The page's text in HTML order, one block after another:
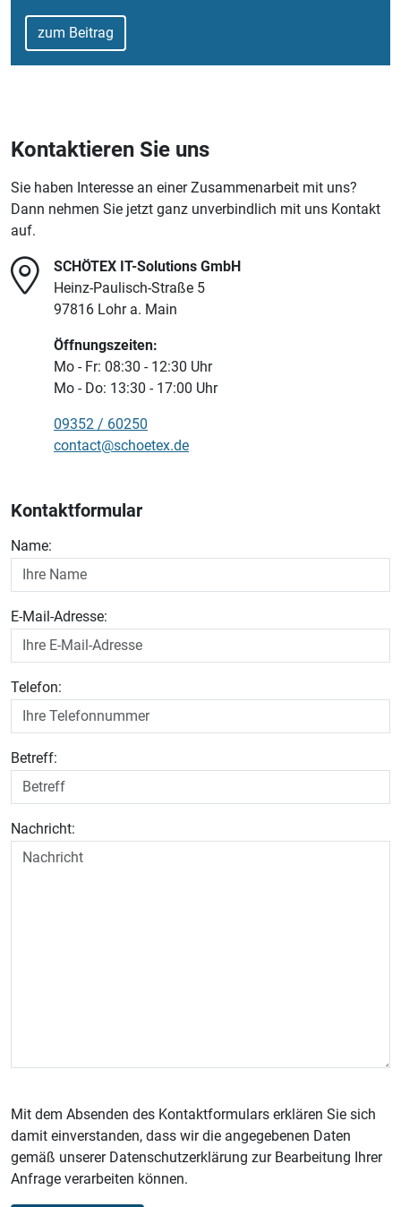
zum Beitrag
Kontaktieren Sie uns
Sie haben Interesse an einer Zusammenarbeit mit uns?
Dann nehmen Sie jetzt ganz unverbindlich mit uns Kontakt
auf.
SCHÖTEX IT-Solutions GmbH
Heinz-Paulisch-Straße 5
97816 Lohr a. Main
Öffnungszeiten:
Mo - Fr: 08:30 - 12:30 Uhr
Mo - Do: 13:30 - 17:00 Uhr
09352 / 60250
contact@schoetex.de
Kontaktformular
Name:
E-Mail-Adresse:
Telefon:
Betreff:
Nachricht:
Mit dem Absenden des Kontaktformulars erklären Sie sich
damit einverstanden, dass wir die angegebenen Daten
gemäß unserer Datenschutzerklärung zur Bearbeitung Ihrer
Anfrage verarbeiten können.